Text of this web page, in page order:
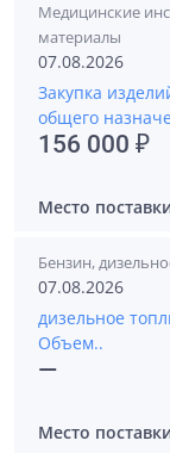
Медицинские
материалы
07.08.2026
Закупка
общего
156 000 ₽
Место
Бензин,
07.08.2026
дизельное
Объем..
—
Место